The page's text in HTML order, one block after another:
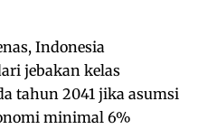
Indonesia
jebakan kelas
tahun 2041 jika asumsi
minimal 6%